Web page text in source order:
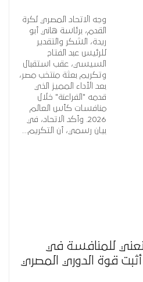
وجه الاتحاد المصري لكرة
القدم، برئاسة هاني أبو
ريدة، الشكر والتقدير
للرئيس عبد الفتاح
السيسي، عقب استقبال
وتكريم بعثة منتخب مصر،
بعد الأداء المميز الذي
قدمه "الفراعنة" خلال
منافسات كأس العالم
2026. وأكد الاتحاد، في
بيان رسمي، أن التكريم…
للمنافسة في
أثبت قوة الدوري المصري